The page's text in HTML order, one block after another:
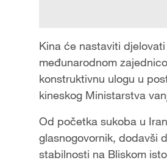
Kina će nastaviti
međunarodnom
konstruktivnu ulogu u
kineskog Ministarstva
Od početka sukoba u
glasnogovornik, dodavši
stabilnosti na Bliskom